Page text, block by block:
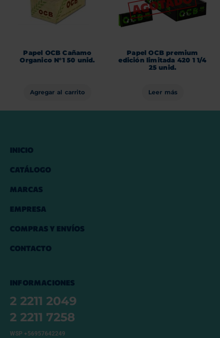
Papel OCB Cañamo
Organico N°1 50 unid.
Agregar al carrito
Papel OCB premium
edición limitada 420 1 1/4
25 unid.
Leer más
INICIO
CATÁLOGO
MARCAS
EMPRESA
COMPRAS Y ENVÍOS
CONTACTO
INFORMACIONES
2 2211 2049
2 2211 7258
WSP +56957642249